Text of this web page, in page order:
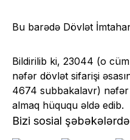
Bu barədə Dövlət
Bildirilib ki, 23044 (o
nəfər dövlət sifarişi
4674 subbakalavr) nəfər
almaq hüququ əldə edib.
Bizi sosial